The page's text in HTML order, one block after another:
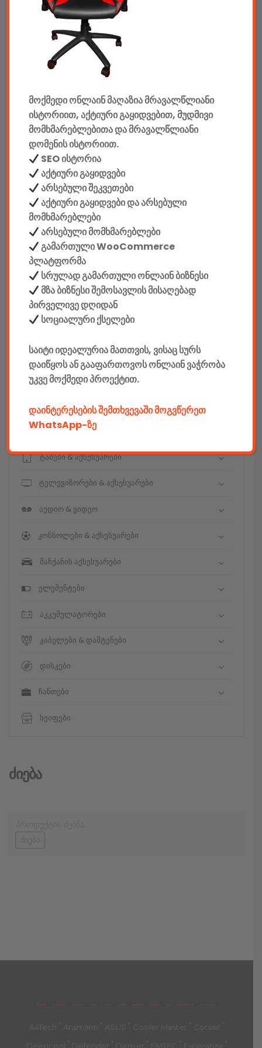
აუდიო & ვიდეო
კონსოლები & აქსესუარები
მანქანის აქსესუარები
ელემენტები
აკკუმულატორები
კაბელები & დამტენები
დისკები
ჩანთები
სეიფები
კონსტრუქტორები
E-mobility
კომპიუტერები & აქსესუარები
ტელეფონები & აქსესუარები
კამერები & აქსესუარები
ნოუთბუქები & აქსესუარები
ტაბები & აქსესუარები
ტელევიზორები & აქსესუარები
აუდიო & ვიდეო
კონსოლები & აქსესუარები
მანქანის აქსესუარები
ელემენტები
აკკუმულატორები
კაბელები & დამტენები
დისკები
ჩანთები
სეიფები
Ძიება
მთავარი კალათა
A4Tech ' Ansmann ' ASUS ' Cooler Master ' Corsair '
Deepcool Defender Denver EMTEC Esperanza
მოქმედი ონლაინ მაღაზია მრავალწლიანი
ისტორიით, აქტიური გაყიდვებით, მუდმივი
მომხმარებლებითა და მრავალწლიანი
დომენის ისტორიით.
SEO ისტორია
აქტიური გაყიდვები
არსებული შეკვეთები
აქტიური გაყიდვები და არსებული
მომხმარებლები
არსებული მომხმარებლები
გამართული WooCommerce
პლატფორმა
სრულად გამართული ონლაინ ბიზნესი
მზა ბიზნესი შემოსავლის მისაღებად
პირველივე დღიდან
სოციალური ქსელები
საიტი იდეალურია მათთვის, ვისაც სურს
დაიწყოს ან გააფართოვოს ონლაინ ვაჭრობა
უკვე მოქმედი პროექტით.
დაინტერესების შემთხვევაში მოგვწერეთ
WhatsApp-ზე